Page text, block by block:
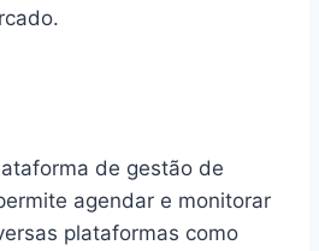
de gestão de
agendar e monitorar
plataformas como